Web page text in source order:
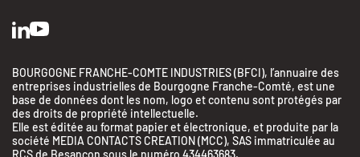
BOURGOGNE FRANCHE-COMTE INDUSTRIES (BFCI), l’annuaire des
entreprises industrielles de Bourgogne Franche-Comté, est une
base de données dont les nom, logo et contenu sont protégés par
des droits de propriété intellectuelle.
Elle est éditée au format papier et électronique, et produite par la
société MEDIA CONTACTS CREATION (MCC), SAS immatriculée au